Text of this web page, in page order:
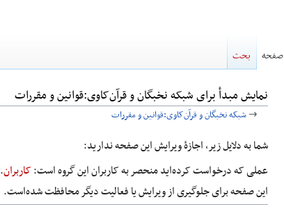
نمایش مبدأ برای شبکه نخبگان و قرآن‌کاوی:قوانین و مقررات
→شبکه نخبگان و قرآن‌کاوی:قوانین و مقررات
پرش
به
ناوبری
پرش
به
جستجو
شما به دلایل زیر، اجازهٔ ویرایش این صفحه ندارید:
عملی که درخواست کرده‌اید منحصر به کاربران این گروه است:کاربران.
این صفحه برای جلوگیری از ویرایش یا فعالیت دیگر محافظت شده‌است.
صفحه بحث